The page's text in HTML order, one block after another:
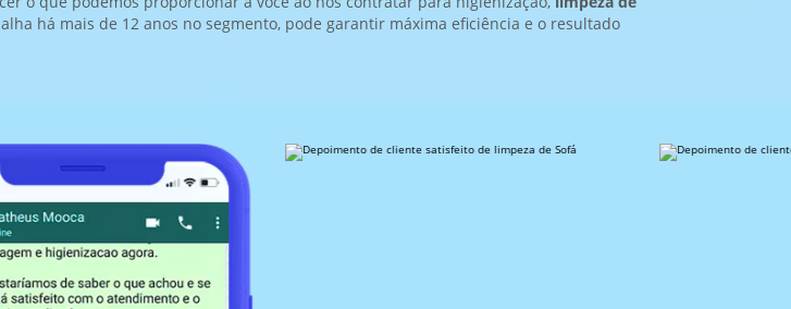
há mais de 12 anos no segmento, pode garantir máxima eficiência e o resultado